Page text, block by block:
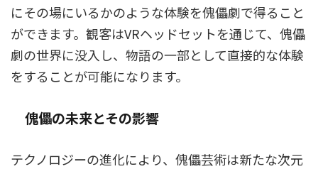
にその場にいるかのような体験を傀儡劇で得ること
ができます。観客はVRヘッドセットを通じて、傀儡
劇の世界に没入し、物語の一部として直接的な体験
をすることが可能になります。
傀儡の未来とその影響
テクノロジーの進化により、傀儡芸術は新たな次元